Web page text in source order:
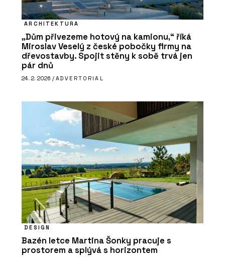
ARCHITEKTURA
„Dům přivezeme hotový na kamionu,“ říká
Miroslav Veselý z české pobočky firmy na
dřevostavby. Spojit stěny k sobě trvá jen
pár dnů
24. 2. 2026 / ADVERTORIAL
DESIGN
Bazén letce Martina Šonky pracuje s
prostorem a splývá s horizontem